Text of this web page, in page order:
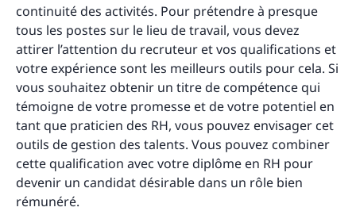
continuité des activités. Pour prétendre à presque
tous les postes sur le lieu de travail, vous devez
attirer l’attention du recruteur et vos qualifications et
votre expérience sont les meilleurs outils pour cela. Si
vous souhaitez obtenir un titre de compétence qui
témoigne de votre promesse et de votre potentiel en
tant que praticien des RH, vous pouvez envisager cet
outils de gestion des talents. Vous pouvez combiner
cette qualification avec votre diplôme en RH pour
devenir un candidat désirable dans un rôle bien
rémunéré.